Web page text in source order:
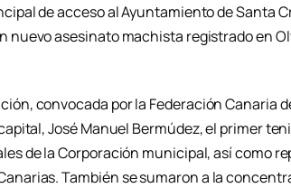
de acceso al Ayuntamiento de Santa
nuevo asesinato machista registrado en
convocada por la Federación Canaria
José Manuel Bermúdez, el primer
de la Corporación municipal, así como
También se sumaron a la